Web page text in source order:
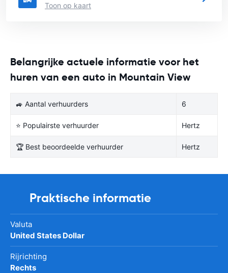
Toon op kaart
Belangrijke actuele informatie voor het
huren van een auto in Mountain View
🚙 Aantal verhuurders 6
⭐ Populairste verhuurder Hertz
🏆 Best beoordeelde verhuurder Hertz
Praktische informatie
Valuta
United States Dollar
Rijrichting
Rechts